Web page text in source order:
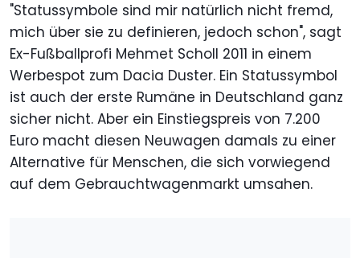
"Statussymbole sind mir natürlich nicht fremd,
mich über sie zu definieren, jedoch schon", sagt
Ex-Fußballprofi Mehmet Scholl 2011 in einem
Werbespot zum Dacia Duster. Ein Statussymbol
ist auch der erste Rumäne in Deutschland ganz
sicher nicht. Aber ein Einstiegspreis von 7.200
Euro macht diesen Neuwagen damals zu einer
Alternative für Menschen, die sich vorwiegend
auf dem Gebrauchtwagenmarkt umsahen.